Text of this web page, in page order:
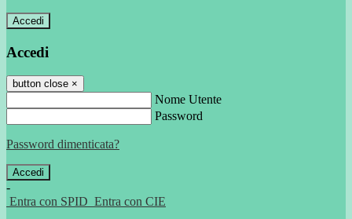
Accedi
Accedi
button close ×
Nome Utente
Password
Password dimenticata?
-
Entra con SPID Entra con CIE